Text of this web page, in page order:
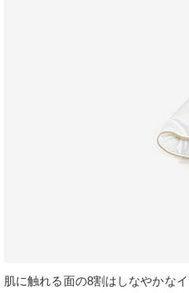
肌に触れる面の8割はしなやかな